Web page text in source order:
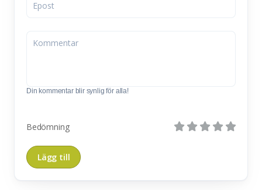
Din kommentar blir synlig för alla!
Bedömning